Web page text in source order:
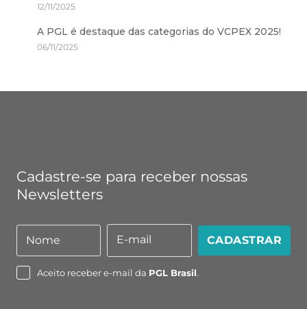
12/11/2025
A PGL é destaque das categorias do VCPEX 2025!
06/11/2025
Cadastre-se para receber nossas
Newsletters
Nome
Nome
mail
E-mail CADASTRAR
Aceito receber e-mail da PGL Brasil.